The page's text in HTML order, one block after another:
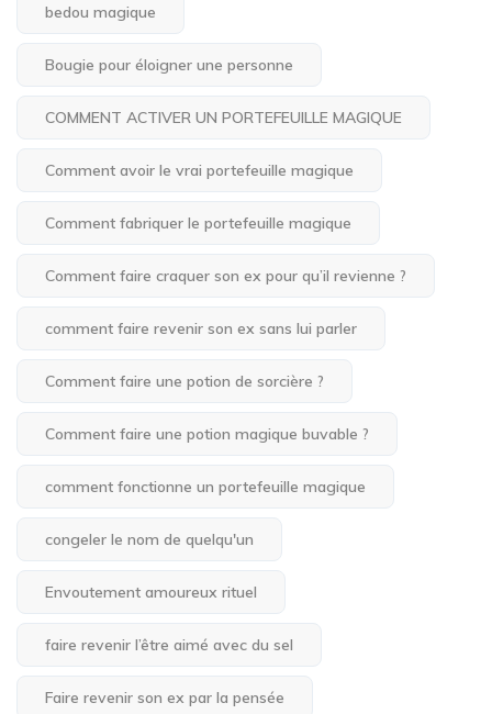
bedou magique
Bougie pour éloigner une personne
COMMENT ACTIVER UN PORTEFEUILLE MAGIQUE
Comment avoir le vrai portefeuille magique
Comment fabriquer le portefeuille magique
Comment faire craquer son ex pour qu’il revienne ?
comment faire revenir son ex sans lui parler
Comment faire une potion de sorcière ?
Comment faire une potion magique buvable ?
comment fonctionne un portefeuille magique
congeler le nom de quelqu'un
Envoutement amoureux rituel
faire revenir l’être aimé avec du sel
Faire revenir son ex par la pensée